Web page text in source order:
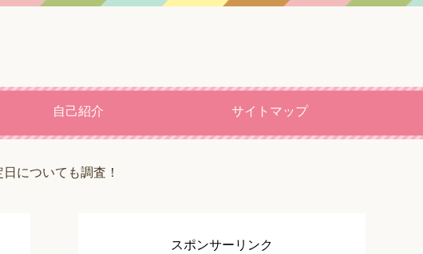
自己紹介 サイトマップ
についても調査！
スポンサーリンク